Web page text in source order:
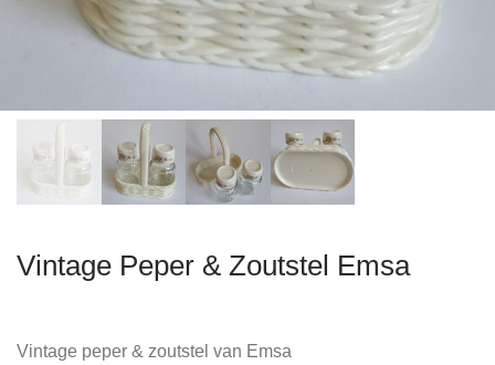
Vintage Peper & Zoutstel Emsa
Vintage peper & zoutstel van Emsa